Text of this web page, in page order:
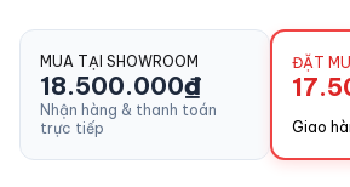
MUA TẠI SHOWROOM
18.500.000₫
Nhận hàng & thanh toán
trực tiếp
ĐẶT
Giao